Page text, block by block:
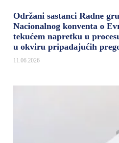
Održani sastanci Radne
Nacionalnog konventa o
tekućem napretku u
u okviru pripadajućih
11.06.2026